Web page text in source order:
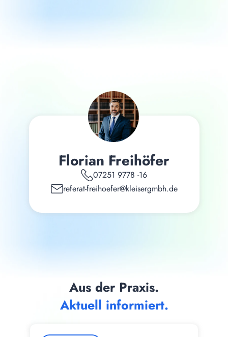
Florian Freihöfer
07251 9778 -16
referat-freihoefer@kleisergmbh.de
Aus der Praxis.
Aktuell informiert.